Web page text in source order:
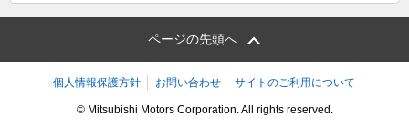
ページの先頭へ
個人情報保護方針 お問い合わせ サイトのご利用について
© Mitsubishi Motors Corporation. All rights reserved.